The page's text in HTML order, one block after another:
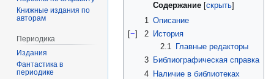
Содержание
1 Описание
[−] 2
История
2.1
Главные редакторы
3
Библиографическая справка
4 Наличие в библиотеках
Книжные издания по
авторам
Периодика
Издания
Фантастика в
периодике